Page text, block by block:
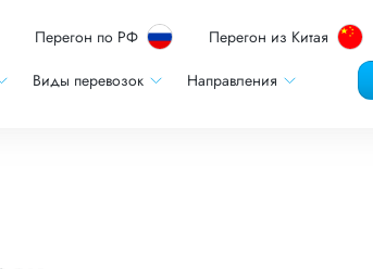
Перегон по РФ Перегон из Китая
Виды перевозок Направления